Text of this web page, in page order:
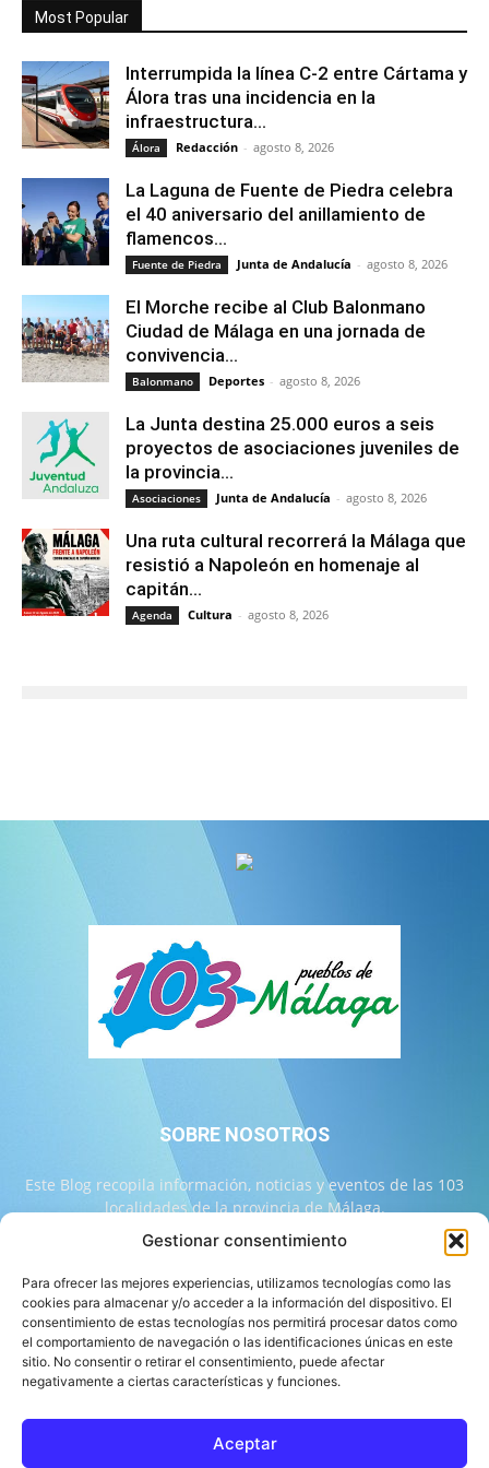
Gestionar consentimiento
Para ofrecer las mejores experiencias, utilizamos tecnologías como las
cookies para almacenar y/o acceder a la información del dispositivo. El
consentimiento de estas tecnologías nos permitirá procesar datos como
el comportamiento de navegación o las identificaciones únicas en este
sitio. No consentir o retirar el consentimiento, puede afectar
negativamente a ciertas características y funciones.
Aceptar
Most Popular
Interrumpida la línea C-2 entre Cártama y
Álora tras una incidencia en la
infraestructura...
Álora Redacción - agosto 8, 2026
La Laguna de Fuente de Piedra celebra
el 40 aniversario del anillamiento de
flamencos...
Fuente de Piedra Junta de Andalucía - agosto 8, 2026
El Morche recibe al Club Balonmano
Ciudad de Málaga en una jornada de
convivencia...
Balonmano Deportes - agosto 8, 2026
La Junta destina 25.000 euros a seis
proyectos de asociaciones juveniles de
la provincia...
Asociaciones Junta de Andalucía - agosto 8, 2026
Una ruta cultural recorrerá la Málaga que
resistió a Napoleón en homenaje al
capitán...
Agenda Cultura - agosto 8, 2026
SOBRE NOSOTROS
Este Blog recopila información, noticias y eventos de las 103
localidades de la provincia de Málaga.
Contáctanos:info@103malaga.com
SÍGUENOS